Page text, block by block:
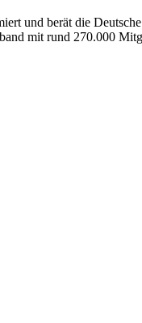
und berät die
mit rund 270.000